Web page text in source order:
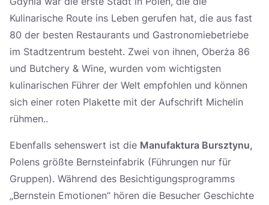
Kulinarische Route ins Leben gerufen hat, die aus fast
80 der besten Restaurants und Gastronomiebetriebe
im Stadtzentrum besteht. Zwei von ihnen, Oberża 86
und Butchery & Wine, wurden vom wichtigsten
kulinarischen Führer der Welt empfohlen und können
sich einer roten Plakette mit der Aufschrift Michelin
rühmen..
Ebenfalls sehenswert ist die Manufaktura Bursztynu,
Polens größte Bernsteinfabrik (Führungen nur für
Gruppen). Während des Besichtigungsprogramms
„Bernstein Emotionen” hören die Besucher Geschichte